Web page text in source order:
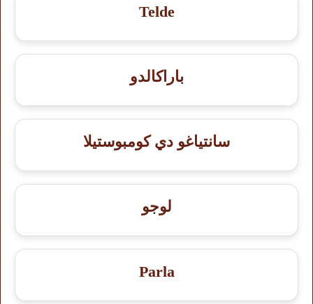
Telde
باراكالدو
سانتياغو دي كومبوستيلا
لوجو
Parla